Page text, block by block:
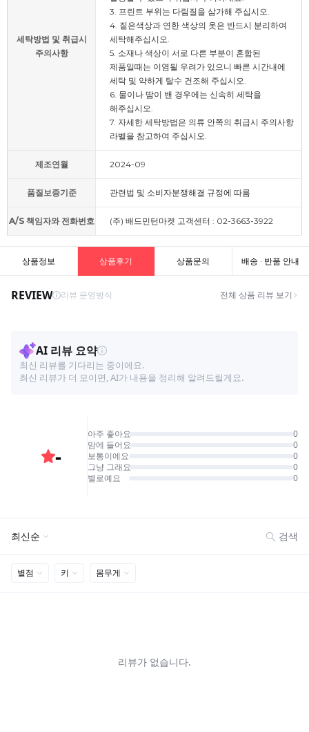
세탁방법 및 취급시
주의사항
3. 프린트 부위는 다림질을 삼가해 주십시오.
4. 짙은색상과 연한 색상의 옷은 반드시 분리하여
세탁해주십시오.
5. 소재나 색상이 서로 다른 부분이 혼합된
제품일때는 이염될 우려가 있으니 빠른 시간내에
세탁 및 약하게 탈수 건조해 주십시오.
6. 물이나 땀이 밴 경우에는 신속히 세탁을
해주십시오.
7. 자세한 세탁방법은 의류 안쪽의 취급시 주의사항
라벨을 참고하여 주십시오.
제조연월 2024-09
품질보증기준 관련법 및 소비자분쟁해결 규정에 따름
A/S 책임자와 전화번호 (주) 배드민턴마켓 고객센터 : 02-3663-3922
상품정보 상품후기 상품문의 배송 · 반품 안내